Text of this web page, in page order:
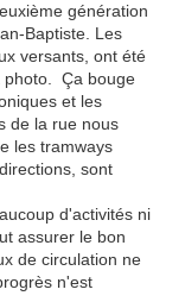
génération
Baptiste. Les
versants, ont été
photo. Ça bouge
et les
de la rue nous
les tramways
sont
d'activités ni
assurer le bon
de circulation ne
n'est